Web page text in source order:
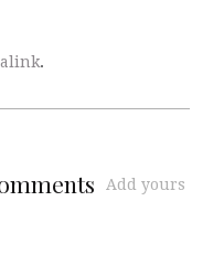
.
Add yours